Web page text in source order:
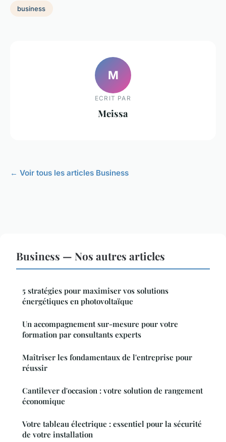
business
M
ECRIT PAR
Meissa
← Voir tous les articles Business
Business — Nos autres articles
5 stratégies pour maximiser vos solutions
énergétiques en photovoltaïque
Un accompagnement sur-mesure pour votre
formation par consultants experts
Maîtriser les fondamentaux de l'entreprise pour
réussir
Cantilever d'occasion : votre solution de rangement
économique
Votre tableau électrique : essentiel pour la sécurité
de votre installation